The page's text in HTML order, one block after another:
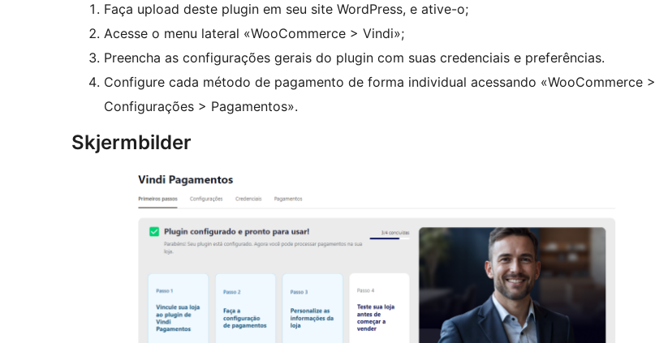
Faça upload deste plugin em seu site WordPress, e ative-o;
Acesse o menu lateral «WooCommerce > Vindi»;
Preencha as configurações gerais do plugin com suas credenciais e preferências.
Configure cada método de pagamento de forma individual acessando «WooCommerce >
Configurações > Pagamentos».
Skjermbilder